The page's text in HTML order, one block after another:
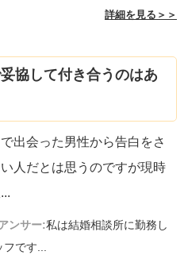
詳細を見る＞＞
協して付き合うのはあ
出会った男性から告白をさ
人だとは思うのですが現時
...
ンサー:私は結婚相談所に勤務し
フです...